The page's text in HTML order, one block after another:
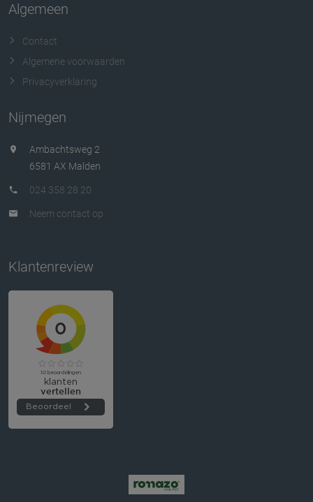
Algemeen
Contact
Algemene voorwaarden
Privacyverklaring
Nijmegen
Ambachtsweg 2
6581 AX Malden
024 358 28 20
Neem contact op
Klantenreview